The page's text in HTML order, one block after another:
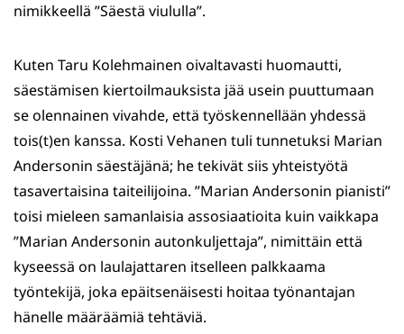
nimikkeellä ”Säestä viululla”.
Kuten Taru Kolehmainen oivaltavasti huomautti,
säestämisen kiertoilmauksista jää usein puuttumaan
se olennainen vivahde, että työskennellään yhdessä
tois(t)en kanssa. Kosti Vehanen tuli tunnetuksi Marian
Andersonin säestäjänä; he tekivät siis yhteistyötä
tasavertaisina taiteilijoina. ”Marian Andersonin pianisti”
toisi mieleen samanlaisia assosiaatioita kuin vaikkapa
”Marian Andersonin autonkuljettaja”, nimittäin että
kyseessä on laulajattaren itselleen palkkaama
työntekijä, joka epäitsenäisesti hoitaa työnantajan
hänelle määräämiä tehtäviä.